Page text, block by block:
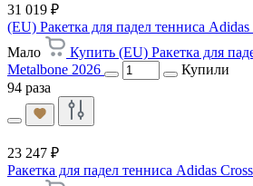
31 019 ₽
(EU) Ракетка для падел тенниса
Мало
Купить (EU) Ракетка для
Metalbone 2026
Купили
94 раза
23 247 ₽
Ракетка для падел тенниса Adidas